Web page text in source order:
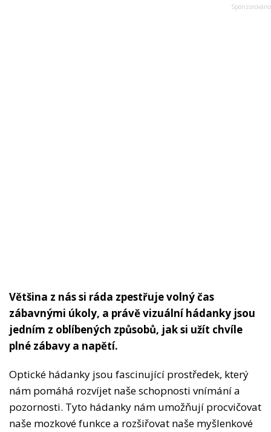
Většina z nás si ráda zpestřuje volný čas
zábavnými úkoly, a právě vizuální hádanky jsou
jedním z oblíbených způsobů, jak si užít chvíle
plné zábavy a napětí.
Optické hádanky jsou fascinující prostředek, který
nám pomáhá rozvíjet naše schopnosti vnímání a
pozornosti. Tyto hádanky nám umožňují procvičovat
naše mozkové funkce a rozšiřovat naše myšlenkové